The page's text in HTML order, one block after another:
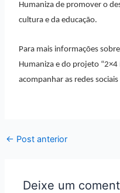
Humaniza de promover o
cultura e da educação.
Para mais informações
Humaniza e do projeto
acompanhar as redes
← Post anterior
Deixe um